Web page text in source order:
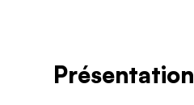
Présentation